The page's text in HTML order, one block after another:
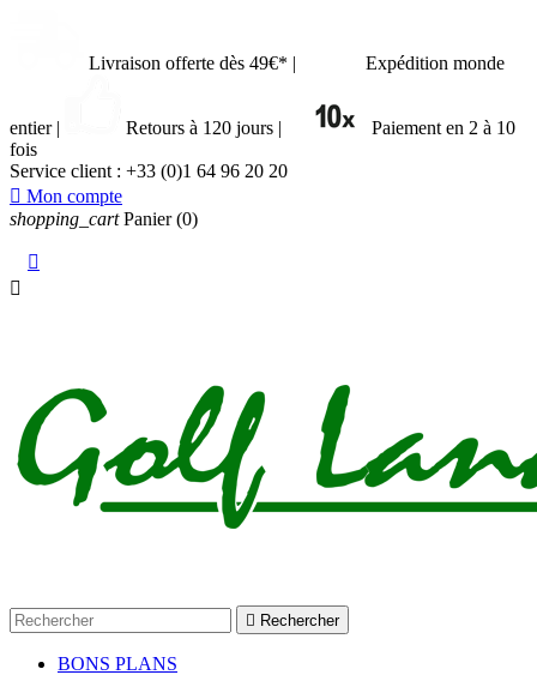
Livraison offerte dès 49€* | Expédition monde
entier | Retours à 120 jours |
Paiement en 2 à 10
fois
Service client : +33 (0)1 64 96 20 20
 Mon compte
shopping_cart Panier (0)


 Rechercher
BONS PLANS